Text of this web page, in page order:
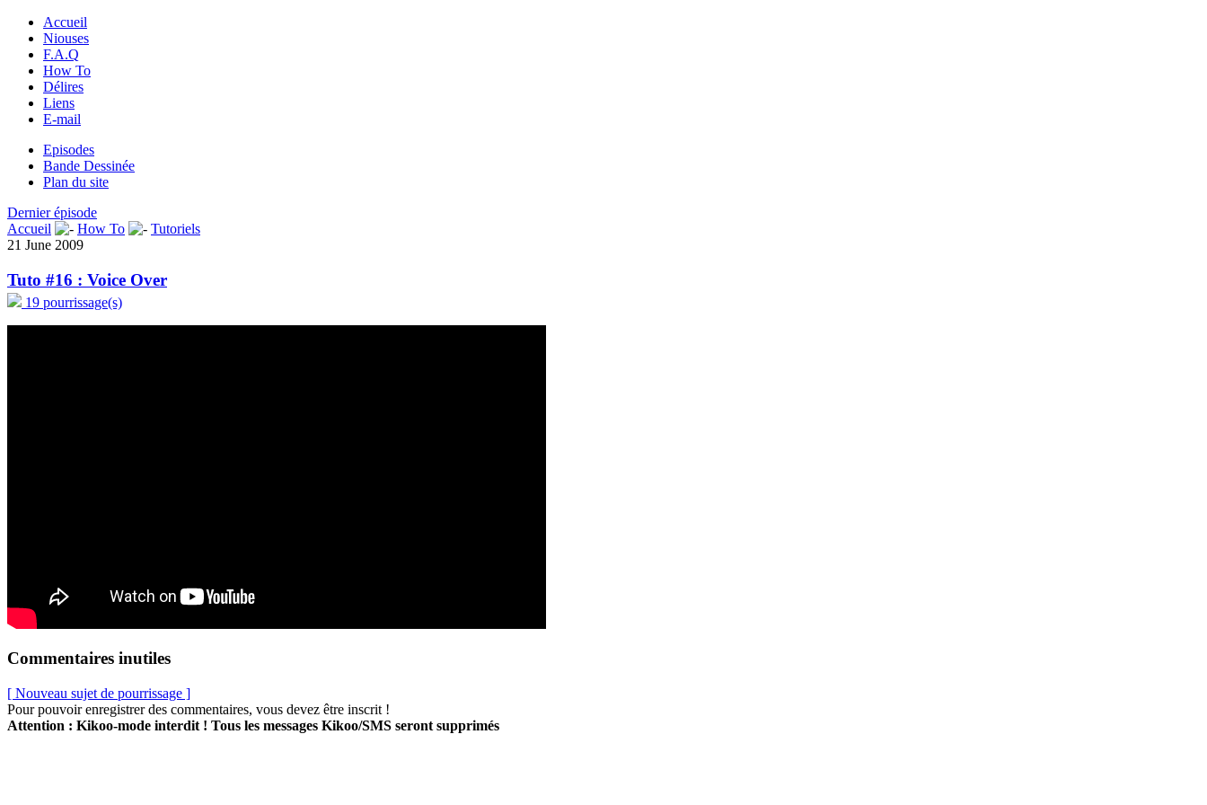
Accueil
Niouses
F.A.Q
How To
Délires
Liens
E-mail
Episodes
Bande Dessinée
Plan du site
Dernier épisode
Accueil
How To
Tutoriels
21 June 2009
Tuto #16 : Voice Over
19 pourrissage(s)
Commentaires inutiles
[ Nouveau sujet de pourrissage ]
Pour pouvoir enregistrer des commentaires, vous devez être inscrit !
Attention : Kikoo-mode interdit ! Tous les messages Kikoo/SMS seront supprimés